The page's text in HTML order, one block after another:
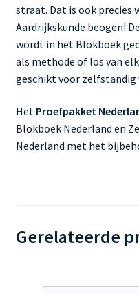
straat. Dat is ook precies
Aardrijkskunde beogen!
wordt in het Blokboek
als methode of los van
geschikt voor zelfstandig
HetProefpakket
Blokboek Nederland en
Nederland met het
Gerelateerde